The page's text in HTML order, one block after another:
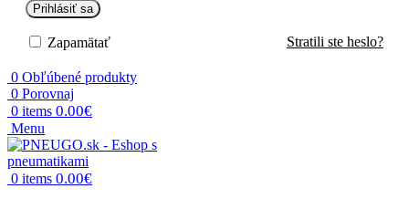
Prihlásiť sa
Stratili ste heslo?
Zapamätať
0 Obľúbené produkty
0 Porovnaj
0 items 0.00€
Menu
0 items 0.00€